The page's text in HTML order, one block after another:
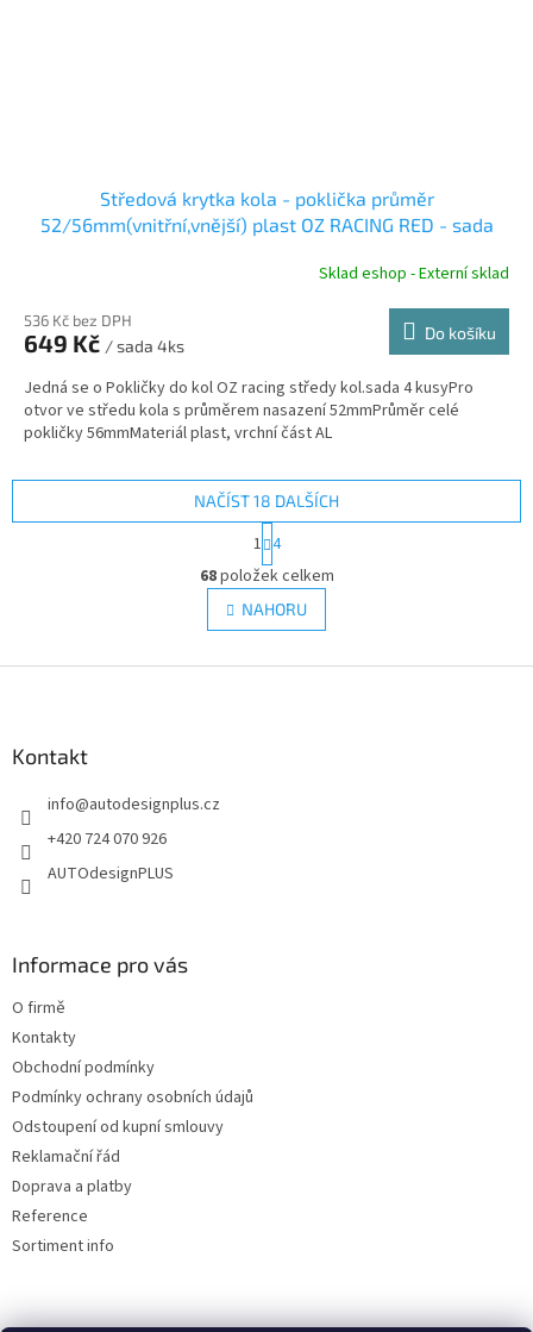
Středová krytka kola - poklička průměr
52/56mm(vnitřní,vnější) plast OZ RACING RED - sada
Sklad eshop - Externí sklad
536 Kč bez DPH
649 Kč / sada 4ks
Do košíku
Jedná se o Pokličky do kol OZ racing středy kol.sada 4 kusyPro
otvor ve středu kola s průměrem nasazení 52mmPrůměr celé
pokličky 56mmMateriál plast, vrchní část AL
O
v
l
á
NAČÍST 18 DALŠÍCH
t
r
á
n
k
v
1 4
68položek celkem
NAHORU
Kontakt
info@autodesignplus.cz
+420 724 070 926
AUTOdesignPLUS
Informace pro vás
O firmě
Kontakty
Obchodní podmínky
Podmínky ochrany osobních údajů
Odstoupení od kupní smlouvy
Reklamační řád
Doprava a platby
Reference
Sortiment info